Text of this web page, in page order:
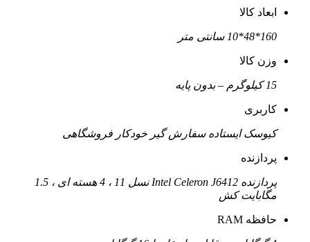
ابعاد کالا
160*48*10 سانتی متر
وزن کالا
15 کیلوگرم – بدون پایه
کاربری
کیوسک ایستاده سفارش گیر خودکار فروشگاهی
پردازنده
پردازنده Intel Celeron J6412 نسل 11 ، 4 هسته ای ، 1.5
مگابایت کش
حافظه RAM